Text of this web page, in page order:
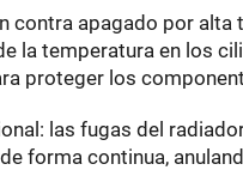
contra apagado por alta
la temperatura en los
proteger los
las fugas del
forma continua,